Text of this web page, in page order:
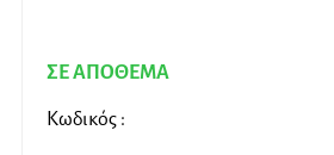
ΣΕ ΑΠΟΘΕΜΑ
Κωδικός :